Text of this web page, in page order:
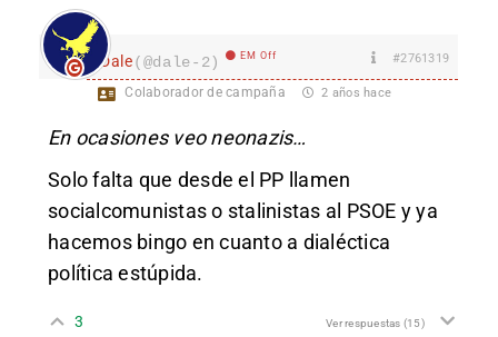
Dale(@dale-2) EM Off #2761319
Colaborador de campaña 2 años hace
En ocasiones veo neonazis…
Solo falta que desde el PP llamen
socialcomunistas o stalinistas al PSOE y ya
hacemos bingo en cuanto a dialéctica
política estúpida.
3 Ver respuestas (15)